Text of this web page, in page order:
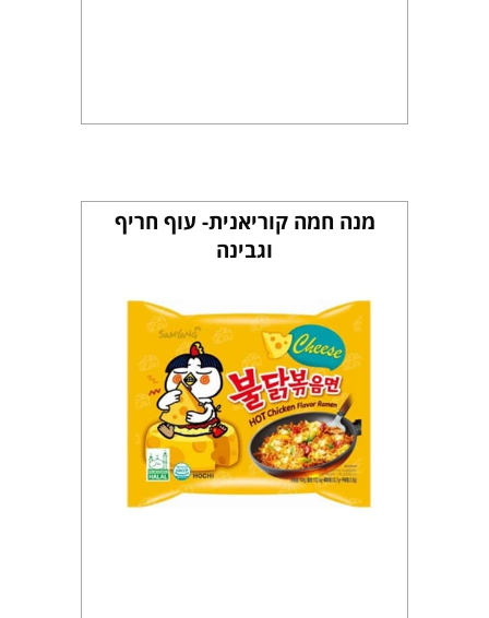
מנה חמה קוריאנית- עוף חריף
וגבינה